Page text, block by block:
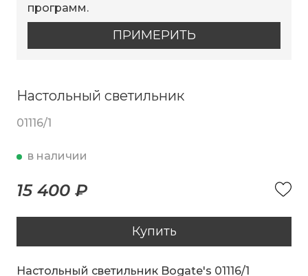
программ.
ПРИМЕРИТЬ
Настольный светильник
01116/1
в наличии
15 400 ₽
Купить
Настольный светильник Bogate's 01116/1